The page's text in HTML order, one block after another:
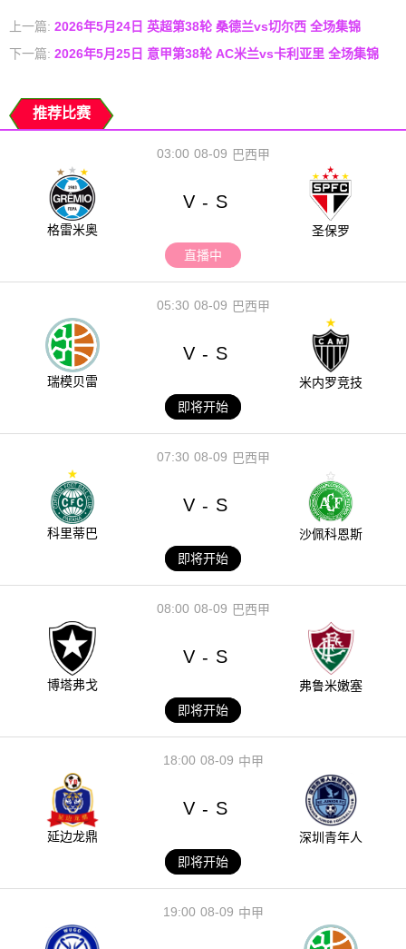
上一篇: 2026年5月24日 英超第38轮 桑德兰vs切尔西 全场集锦
下一篇: 2026年5月25日 意甲第38轮 AC米兰vs卡利亚里 全场集锦
推荐比赛
08-09
03:00 巴西甲
格雷米奥
V - S
圣保罗
直播中
08-09
05:30 巴西甲
瑞模贝雷
V - S
米内罗竞技
即将开始
08-09
07:30 巴西甲
科里蒂巴
V - S
沙佩科恩斯
即将开始
08-09
08:00 巴西甲
博塔弗戈
V - S
弗鲁米嫩塞
即将开始
08-09
18:00 中甲
延边龙鼎
V - S
深圳青年人
即将开始
08-09
19:00 中甲